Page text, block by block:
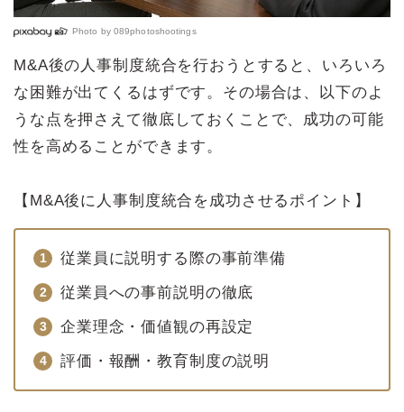
Photo by 089photoshootings
M&A後の人事制度統合を行おうとすると、いろいろ
な困難が出てくるはずです。その場合は、以下のよ
うな点を押さえて徹底しておくことで、成功の可能
性を高めることができます。
【M&A後に人事制度統合を成功させるポイント】
従業員に説明する際の事前準備
従業員への事前説明の徹底
企業理念・価値観の再設定
評価・報酬・教育制度の説明